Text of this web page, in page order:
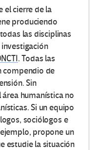
el cierre de la
produciendo
las disciplinas
. Todas las
compendio de
Sin
humanística no
Si un equipo
sociólogos e
propone un
estudie la situación